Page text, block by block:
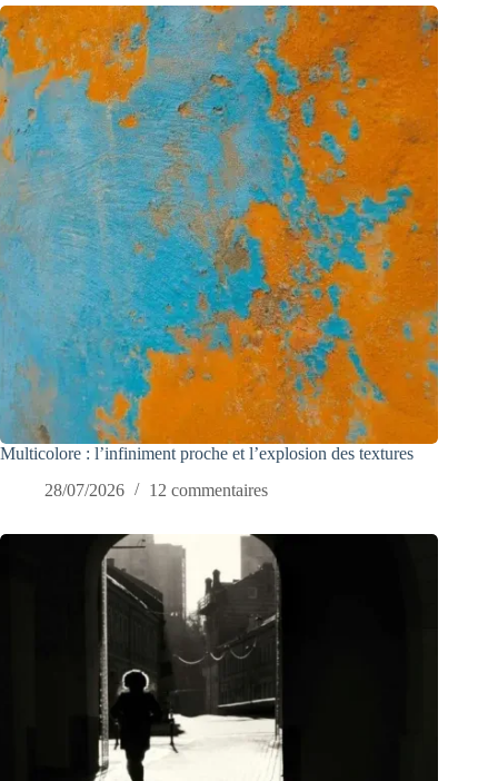
Multicolore : l’infiniment proche et l’explosion des textures
28/07/2026
12 commentaires